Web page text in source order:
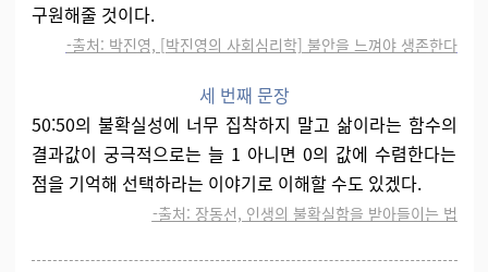
구원해줄 것이다.
-출처: 박진영, [박진영의 사회심리학] 불안을 느껴야 생존한다
세 번째 문장
50:50의 불확실성에 너무 집착하지 말고 삶이라는 함수의
결과값이 궁극적으로는 늘 1 아니면 0의 값에 수렴한다는
점을 기억해 선택하라는 이야기로 이해할 수도 있겠다.
-출처: 장동선, 인생의 불확실함을 받아들이는 법